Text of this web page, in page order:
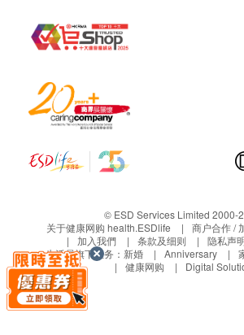
© ESD Services Limited 2000-
关于健康网购 health.ESDlife
商户合作 /
加入我們
条款及细则 隐私声
生活易旗下业务： 新婚 Anniversary
健康网购
Digital